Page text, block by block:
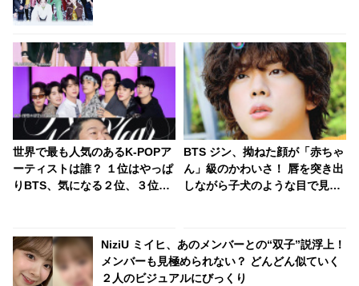
世界で最も人気のあるK-POPア
ーティストは誰？ １位はやっぱ
りBTS、気になる２位、３位
ン！ 各国の個性あふれるデータ
に注目殺到
BTS ジン、拗ねた顔が「赤ちゃ
ん」級のかわいさ！ 唇を突き出
しながら子犬のような目で見つ
NiziU ミイヒ、あのメンバーとの“双子”説浮上！
メンバーも見極められない？ どんどん似ていく
２人のビジュアルにびっくり